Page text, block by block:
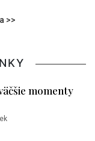
>>
momenty